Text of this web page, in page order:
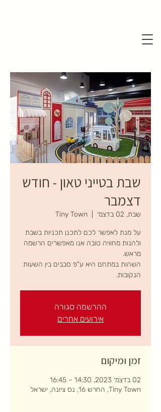
שבת בטייני טאון - חודש
דצמבר
שבת, 02 בדצמ׳ Tiny Town
על מנת לאפשר לכם לתכנן תכניות בשבת
ולהנות מחוויה טובה אנו מאפשרים הרשמה
השהות במתחם היא ע"פ סבבים בין השעות
הנקובות.
ההרשמה סגורה
אירועים אחרים
זמן ומיקום
02 בדצמ׳ 2023, 14:30 – 16:45
Tiny Town, החרש 16, נס ציונה, ישראל